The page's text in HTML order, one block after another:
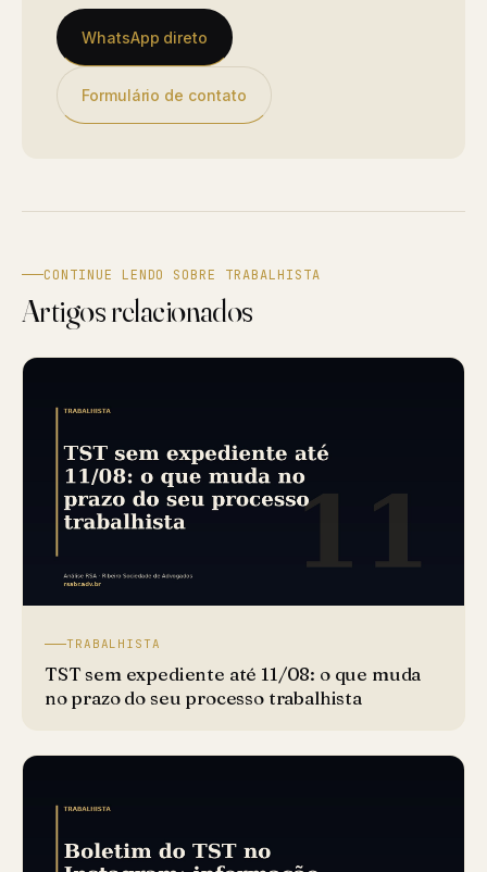
WhatsApp direto
Formulário de contato
CONTINUE LENDO SOBRE TRABALHISTA
Artigos relacionados
TRABALHISTA
TST sem expediente até 11/08: o que muda
no prazo do seu processo trabalhista